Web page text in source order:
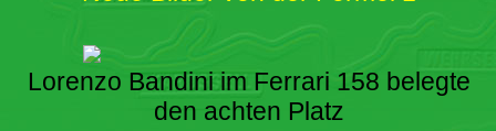
Lorenzo Bandini im Ferrari 158 belegte
den achten Platz